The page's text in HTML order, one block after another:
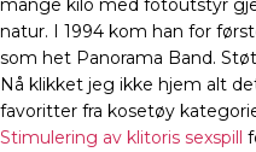
mange kilo med fotoutstyr
natur. I 1994 kom han for
som het Panorama Band.
Nå klikket jeg ikke hjem alt
favoritter fra kosetøy
Stimulering av klitoris sexspill